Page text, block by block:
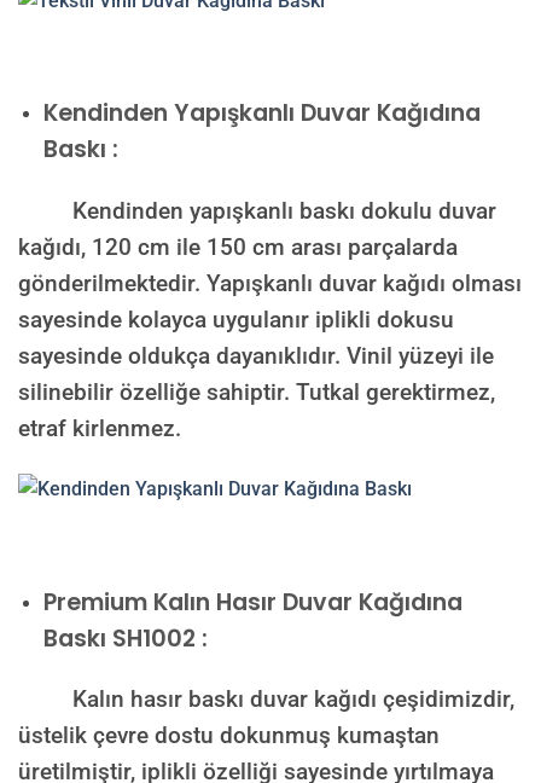
Kendinden Yapışkanlı Duvar Kağıdına
Baskı :
Kendinden yapışkanlı baskı dokulu duvar
kağıdı, 120 cm ile 150 cm arası parçalarda
gönderilmektedir. Yapışkanlı duvar kağıdı olması
sayesinde kolayca uygulanır iplikli dokusu
sayesinde oldukça dayanıklıdır. Vinil yüzeyi ile
silinebilir özelliğe sahiptir. Tutkal gerektirmez,
etraf kirlenmez.
Premium Kalın Hasır Duvar Kağıdına
Baskı SH1002 :
Kalın hasır baskı duvar kağıdı çeşidimizdir,
üstelik çevre dostu dokunmuş kumaştan
üretilmiştir, iplikli özelliği sayesinde yırtılmaya